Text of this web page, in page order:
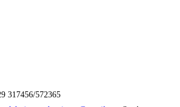
317456/572365